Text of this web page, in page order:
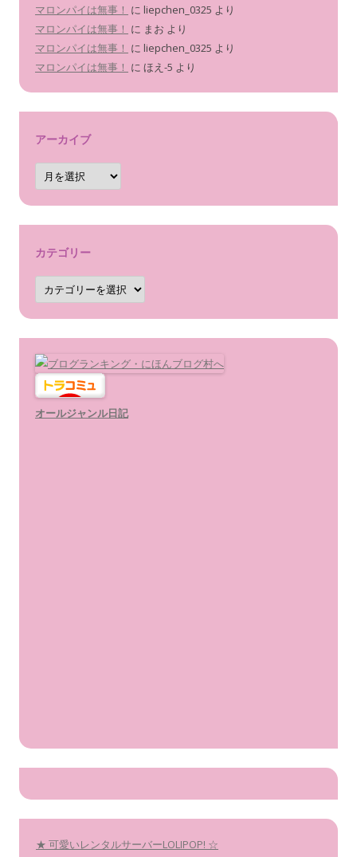
マロンパイは無事！ に liepchen_0325 より
マロンパイは無事！ に まお より
マロンパイは無事！ に liepchen_0325 より
マロンパイは無事！ に ほえ-5 より
アーカイブ
ア
ー
カ
カテゴリー
カ
テ
ゴ
オールジャンル日記
★ 可愛いレンタルサーバーLOLIPOP! ☆